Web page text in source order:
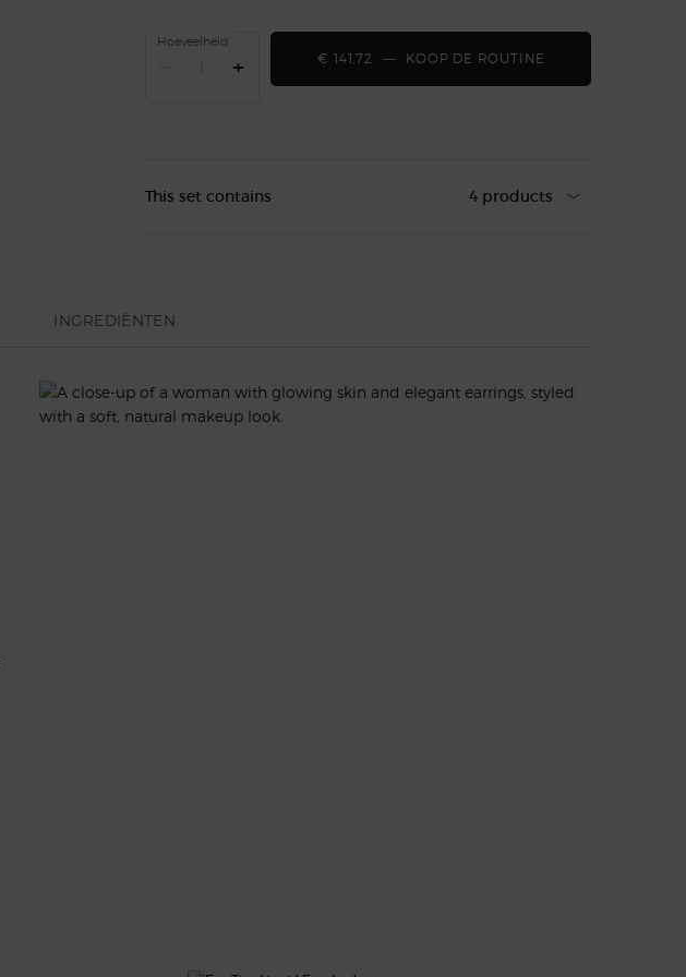
Hoeveelheid
+ € 141,72 ― KOOP DE ROUTINE
This set contains 4 products
INGREDIËNTEN